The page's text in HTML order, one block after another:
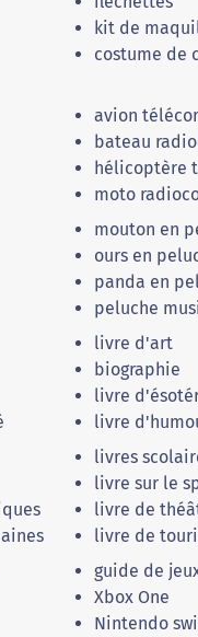
kit de
costume de
avion
bateau
hélicoptère
moto
mouton en
ours en
panda en
peluche
livre d'art
biographie
livre
livre
livres
livre sur le
livre de
livre de
guide de
Xbox One
Nintendo